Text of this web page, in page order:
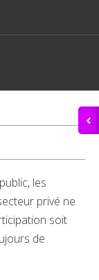
les
privé ne
soit
de